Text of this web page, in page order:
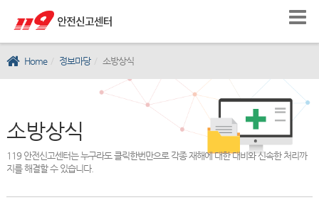
Home 정보마당 소방상식
소방상식
119 안전신고센터는 누구라도 클릭한번만으로 각종 재해에 대한 대비와 신속한 처리까
지를 해결할 수 있습니다.